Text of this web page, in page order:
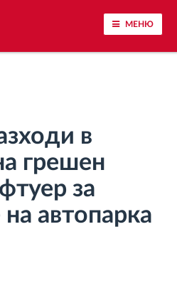
МЕНЮ
шофиране
за шофиране
сила
в
грешен
за
автопарка